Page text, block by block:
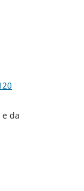
da